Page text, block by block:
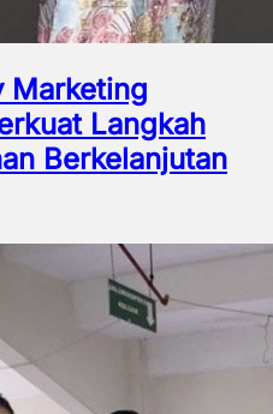
Marketing
Langkah
Berkelanjutan